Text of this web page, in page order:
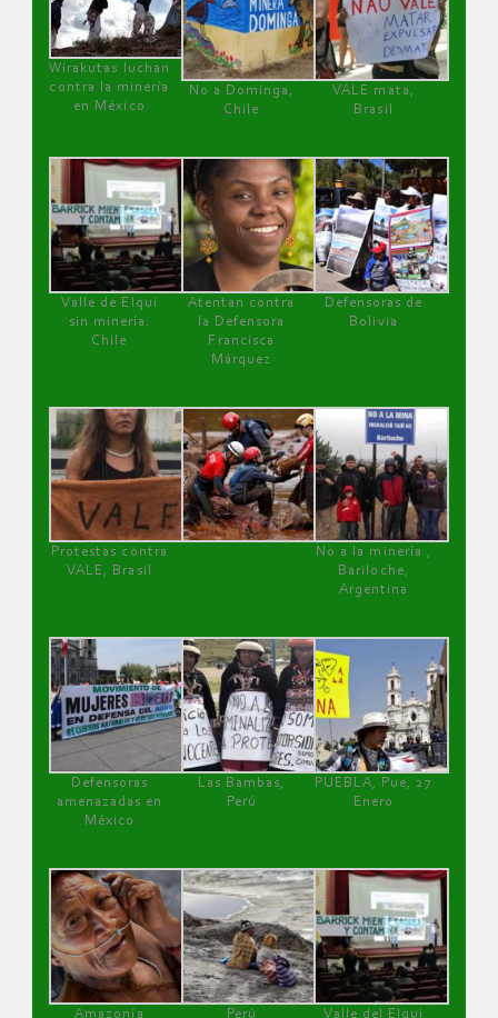
Wirakutas luchan
contra la minería
en México
No a Dominga,
Chile
VALE mata,
Brasil
Valle de Elqui
sin minería.
Chile
Atentan contra
la Defensora
Francisca
Márquez
Defensoras de
Bolivia
Protestas contra
VALE, Brasil
No a la minería ,
Bariloche,
Argentina
Defensoras
amenazadas en
México
Las Bambas,
Perú
PUEBLA, Pue, 27
Enero
Amazonía
Perú
Valle del Elqui